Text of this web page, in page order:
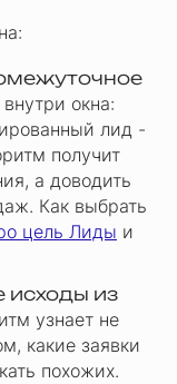
окна:
лид -
получит
а доводить
Как выбрать
цель Лиды и
исходы из
узнает не
какие заявки
похожих.